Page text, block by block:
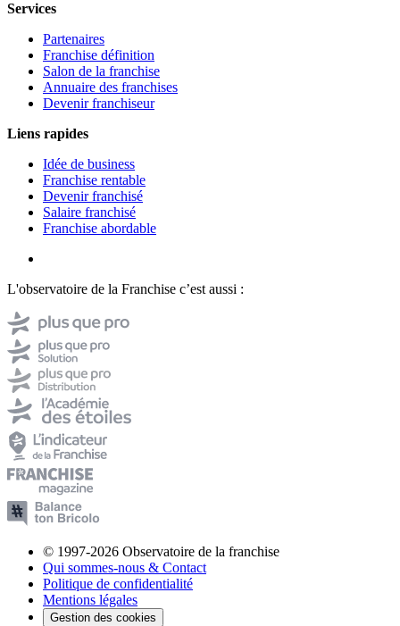
Services
Partenaires
Franchise définition
Salon de la franchise
Annuaire des franchises
Devenir franchiseur
Liens rapides
Idée de business
Franchise rentable
Devenir franchisé
Salaire franchisé
Franchise abordable
L'observatoire de la Franchise c’est aussi :
© 1997-2026 Observatoire de la franchise
Qui sommes-nous & Contact
Politique de confidentialité
Mentions légales
Gestion des cookies